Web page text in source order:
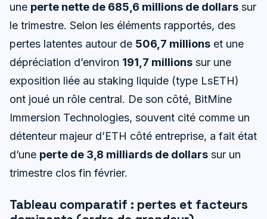
une perte nette de 685,6 millions de dollars sur
le trimestre. Selon les éléments rapportés, des
pertes latentes autour de 506,7 millions et une
dépréciation d’environ 191,7 millions sur une
exposition liée au staking liquide (type LsETH)
ont joué un rôle central. De son côté, BitMine
Immersion Technologies, souvent cité comme un
détenteur majeur d’ETH côté entreprise, a fait état
d’une perte de 3,8 milliards de dollars sur un
trimestre clos fin février.
Tableau comparatif : pertes et facteurs